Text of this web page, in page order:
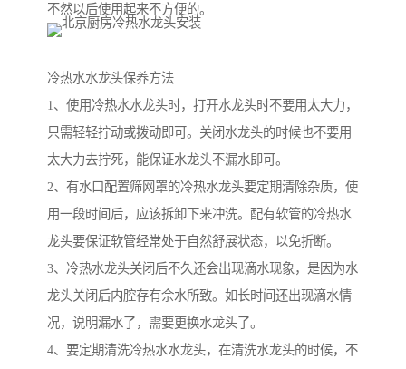
不然以后使用起来不方便的。
冷热水水龙头保养方法
1、使用冷热水水龙头时，打开水龙头时不要用太大力，
只需轻轻拧动或拨动即可。关闭水龙头的时候也不要用
太大力去拧死，能保证水龙头不漏水即可。
2、有水口配置筛网罩的冷热水龙头要定期清除杂质，使
用一段时间后，应该拆卸下来冲洗。配有软管的冷热水
龙头要保证软管经常处于自然舒展状态，以免折断。
3、冷热水龙头关闭后不久还会出现滴水现象，是因为水
龙头关闭后内腔存有佘水所致。如长时间还出现滴水情
况，说明漏水了，需要更换水龙头了。
4、要定期清洗冷热水水龙头，在清洗水龙头的时候，不